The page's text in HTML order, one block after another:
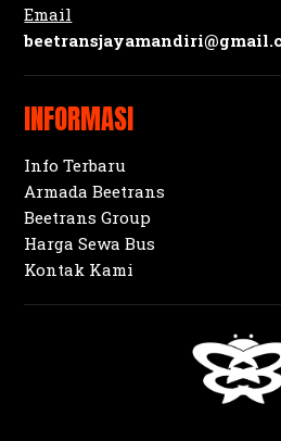
Email
INFORMASI
Info Terbaru
Armada Beetrans
Beetrans Group
Harga Sewa Bus
Kontak Kami